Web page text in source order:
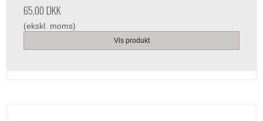
65,00 DKK
(ekskl. moms)
Vis produkt